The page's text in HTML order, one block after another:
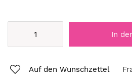
In
Auf den Wunschzettel